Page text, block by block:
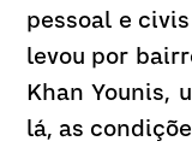
pessoal e
levou por
Khan Younis,
lá, as